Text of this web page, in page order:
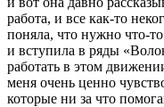
работа, и все как-то
поняла, что нужно что-
и вступила в ряды
работать в этом
меня очень ценно
которые ни за что